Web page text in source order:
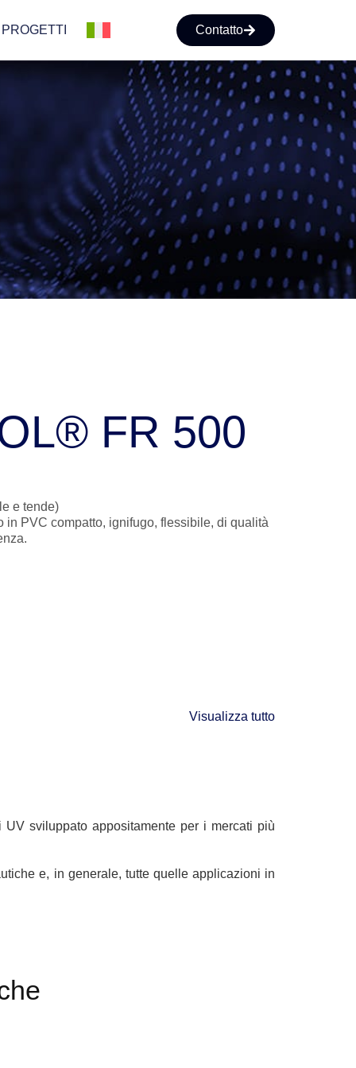
PROGETTI Contatto
FR 500
e tende)
PVC compatto, ignifugo, flessibile, di qualità
Visualizza tutto
sviluppato appositamente per i mercati più
e, in generale, tutte quelle applicazioni in